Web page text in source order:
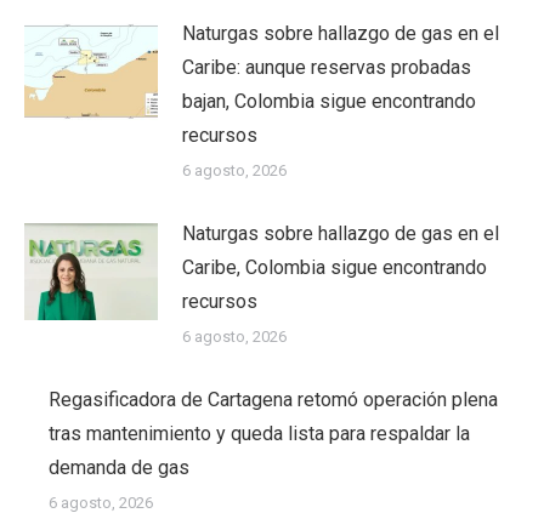
Naturgas sobre hallazgo de gas en el
Caribe: aunque reservas probadas
bajan, Colombia sigue encontrando
recursos
6 agosto, 2026
Naturgas sobre hallazgo de gas en el
Caribe, Colombia sigue encontrando
recursos
6 agosto, 2026
Regasificadora de Cartagena retomó operación plena
tras mantenimiento y queda lista para respaldar la
demanda de gas
6 agosto, 2026